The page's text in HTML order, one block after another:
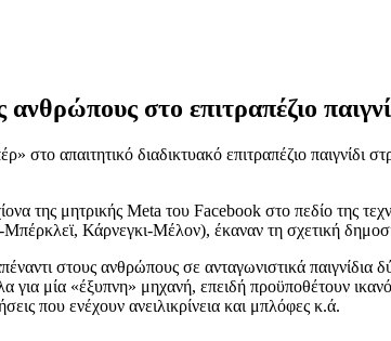
στο επιτραπέζιο
απαιτητικό διαδικτυακό επιτραπέζιο παιγνίδι
της μητρικής Meta του Facebook στο πεδίο της
Κάρνεγκι-Μέλον), έκαναν τη σχετική
στους ανθρώπους σε ανταγωνιστικά
μία «έξυπνη» μηχανή, επειδή προϋποθέτουν
που ενέχουν ανειλικρίνεια και μπλόφες κ.ά.